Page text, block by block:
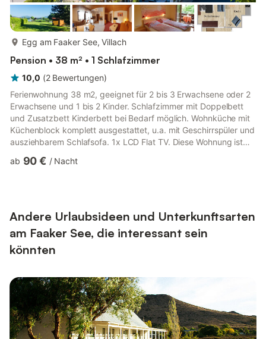
Egg am Faaker See, Villach
Pension • 38 m² • 1 Schlafzimmer
10,0 (2 Bewertungen)
Ferienwohnung 38 m2, geeignet für 2 bis 3 Erwachsene oder 2
Erwachsene und 1 bis 2 Kinder. Schlafzimmer mit Doppelbett
und Zusatzbett Kinderbett bei Bedarf möglich. Wohnküche mit
Küchenblock komplett ausgestattet, u.a. mit Geschirrspüler und
ausziehbarem Schlafsofa. 1x LCD Flat TV. Diese Wohnung ist
Gast die Erlebnis-Card der Region. Im Preis inbegriffen sind
ab 90 € / Nacht
Andere Urlaubsideen und Unterkunftsarten
am Faaker See, die interessant sein
könnten